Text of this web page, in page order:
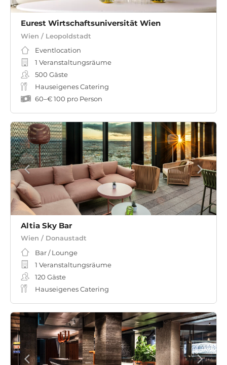
Eurest Wirtschaftsuniversität Wien
Wien / Leopoldstadt
Eventlocation
1 Veranstaltungsräume
500 Gäste
Hauseigenes Catering
60–€ 100 pro Person
Altia Sky Bar
Wien / Donaustadt
Bar / Lounge
1 Veranstaltungsräume
120 Gäste
Hauseigenes Catering